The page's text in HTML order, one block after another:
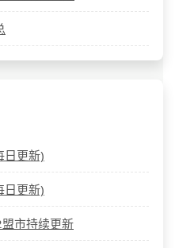
日更新)
日更新)
市持续更新